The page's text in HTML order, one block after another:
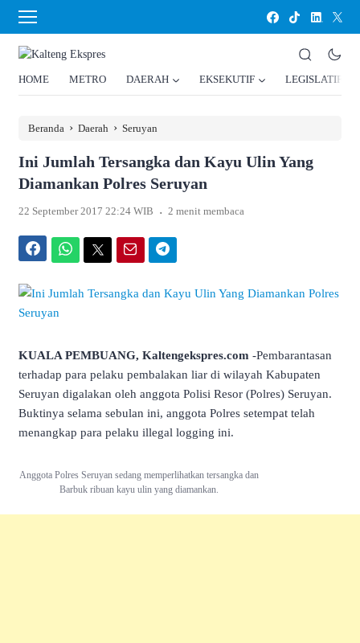
HOME METRO DAERAH EKSEKUTIF LEGISLATIF
Beranda › Daerah › Seruyan
Ini Jumlah Tersangka dan Kayu Ulin Yang
Diamankan Polres Seruyan
22 September 2017 22:24 WIB . 2 menit membaca
KUALA PEMBUANG, Kaltengekspres.com -Pembarantasan
terhadap para pelaku pembalakan liar di wilayah Kabupaten
Seruyan digalakan oleh anggota Polisi Resor (Polres) Seruyan.
Buktinya selama sebulan ini, anggota Polres setempat telah
menangkap para pelaku illegal logging ini.
Anggota Polres Seruyan sedang memperlihatkan tersangka dan
Barbuk ribuan kayu ulin yang diamankan.